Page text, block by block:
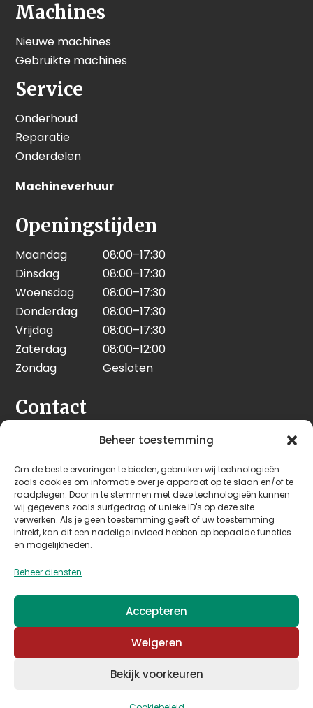
Beheer toestemming
Om de beste ervaringen te bieden, gebruiken wij technologieën
zoals cookies om informatie over je apparaat op te slaan en/of te
raadplegen. Door in te stemmen met deze technologieën kunnen
wij gegevens zoals surfgedrag of unieke ID's op deze site
verwerken. Als je geen toestemming geeft of uw toestemming
intrekt, kan dit een nadelige invloed hebben op bepaalde functies
en mogelijkheden.
Beheer diensten
Accepteren
Weigeren
Bekijk voorkeuren
Machines
Nieuwe machines
Gebruikte machines
Service
Onderhoud
Reparatie
Onderdelen
Machineverhuur
Openingstijden
Maandag
08:00–17:30
Dinsdag
08:00–17:30
Woensdag
08:00–17:30
Donderdag
08:00–17:30
Vrijdag
08:00–17:30
Zaterdag
08:00–12:00
Zondag
Gesloten
Contact
Seeleman & Hoogendoorn
3628 GD Kockengen
Nederland
+31 (0)346 242 114
info@seehoo.nl
© 2026 Seeleman & Hoogendoorn - Mede mogelijk
gemaakt doorArimpex B.V.